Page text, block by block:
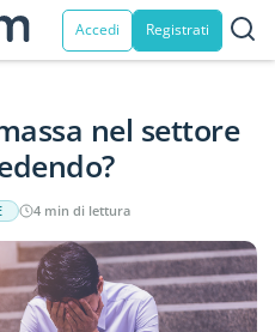
Accedi Registrati
nel settore
4 min di lettura